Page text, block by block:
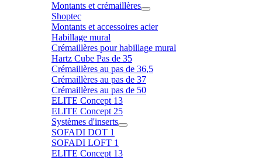
Montants et crémaillères
Shoptec
Montants et accessoires acier
Habillage mural
Crémaillères pour habillage mural
Hartz Cube Pas de 35
Crémaillères au pas de 36,5
Crémaillères au pas de 37
Crémaillères au pas de 50
ELITE Concept 13
ELITE Concept 25
Systèmes d'inserts
SOFADI DOT 1
SOFADI LOFT 1
ELITE Concept 13